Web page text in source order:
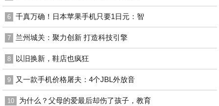
6 千真万确！日本苹果手机只要1日元：智
7 兰州城关：聚力创新 打造科技引擎
8 以旧换新，鞋店也疯狂
9 又一款手机价格屠夫：4个JBL外放音
10 为什么？父母的爱最后却伤了孩子，教育